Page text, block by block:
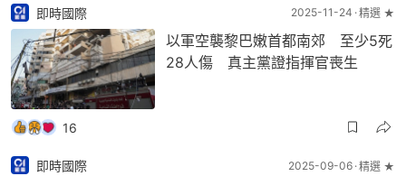
即時國際 2025-11-24 精選 ★
以軍空襲黎巴嫩首都南郊 至少5死
28人傷 真主黨證指揮官喪生
16
即時國際 2025-09-06 精選 ★